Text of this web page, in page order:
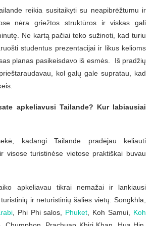
reikia susitaikyti su neapibrėžtumu ir
nėra griežtos struktūros ir viskas gali
Ne kartą pačiai teko sužinoti, kad turiu
studentus prezentacijai ir likus kelioms
planas pasikeisdavo iš esmės. Iš pradžių
kol galų gale supratau, kad
apkeliavusi Tailande? Kur labiausiai
kadangi Tailande pradėjau keliauti
visose turistinėse vietose praktiškai buvau
apkeliavau tikrai nemažai ir lankiausi
ir neturistinių šalies vietų: Songkhla,
, Phi Phi salos, Phuket, Koh Samui, Koh